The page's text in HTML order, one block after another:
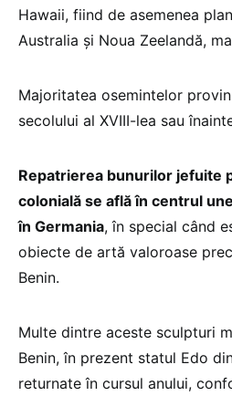
Hawaii, fiind de asemenea
Australia şi Noua Zeelandă,
Majoritatea osemintelor
secolului al XVIII-lea sau
Repatrierea bunurilor jefuite
colonială se află în centrul
în Germania, în special când
obiecte de artă valoroase
Benin.
Multe dintre aceste sculpturi
Benin, în prezent statul Edo
returnate în cursul anului,